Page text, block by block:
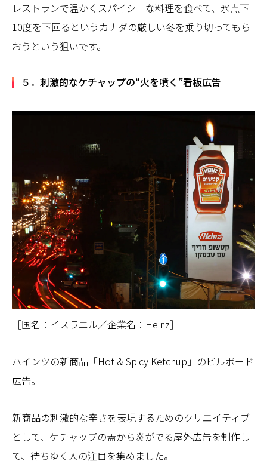
レストランで温かくスパイシーな料理を食べて、氷点下
10度を下回るというカナダの厳しい冬を乗り切ってもら
おうという狙いです。
５．刺激的なケチャップの“火を噴く”看板広告
［国名：イスラエル／企業名：Heinz］
ハインツの新商品「Hot & Spicy Ketchup」のビルボード
広告。
新商品の刺激的な辛さを表現するためのクリエイティブ
として、ケチャップの蓋から炎がでる屋外広告を制作し
て、待ちゆく人の注目を集めました。